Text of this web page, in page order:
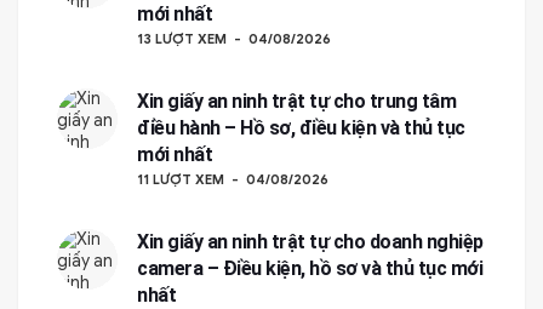
mới nhất
13 LƯỢT XEM 04/08/2026
Xin giấy an ninh trật tự cho trung tâm
điều hành – Hồ sơ, điều kiện và thủ tục
mới nhất
11 LƯỢT XEM 04/08/2026
Xin giấy an ninh trật tự cho doanh nghiệp
camera – Điều kiện, hồ sơ và thủ tục mới
nhất